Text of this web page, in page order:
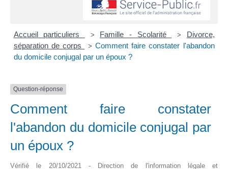
Accueil particuliers > Famille - Scolarité >
Divorce,
séparation de corps
> Comment faire constater l'abandon
du domicile conjugal par un époux ?
Question-réponse
Comment faire constater
l'abandon du domicile conjugal par
un époux ?
Vérifié le 20/10/2021 - Direction de l'information légale et